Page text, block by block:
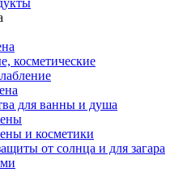
косметические
для ванны и душа
и косметики
от солнца и для загара